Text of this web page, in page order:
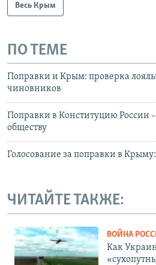
Весь Крым
ПО ТЕМЕ
Поправки и Крым: проверка
чиновников
Поправки в Конституцию России
обществу
Голосование за поправки в
ЧИТАЙТЕ ТАКЖЕ:
ВОЙНА
Как